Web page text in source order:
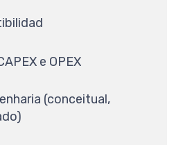
e OPEX
(conceitual,